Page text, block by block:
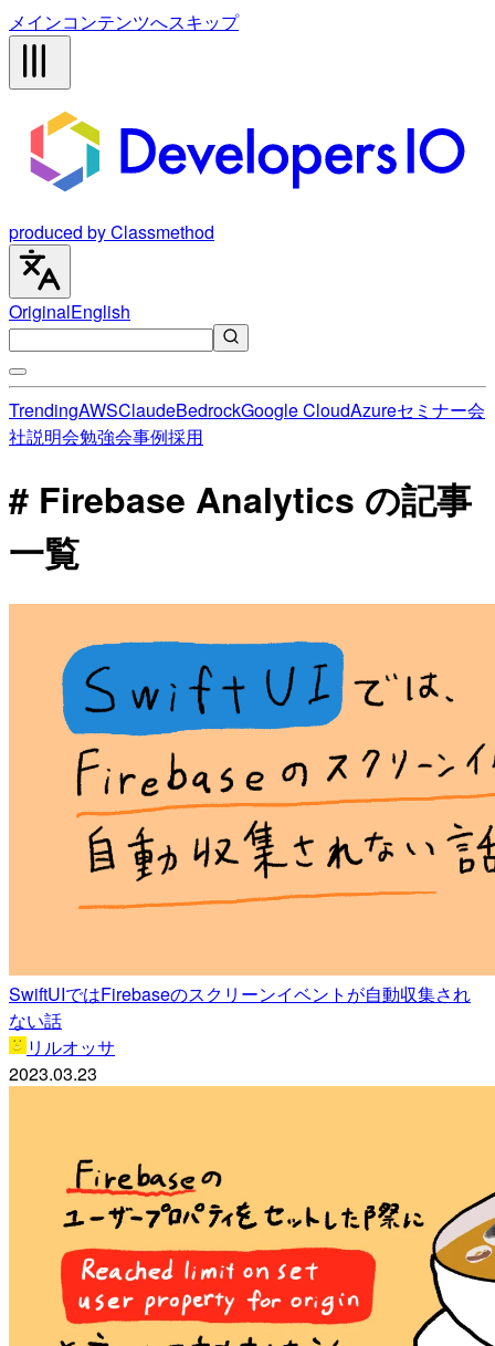
メインコンテンツへスキップ
produced by Classmethod
OriginalEnglish
TrendingAWSClaudeBedrockGoogle CloudAzureセミナー会
社説明会勉強会事例採用
# Firebase Analytics の記事
一覧
SwiftUIではFirebaseのスクリーンイベントが自動収集され
ない話
リルオッサ
2023.03.23